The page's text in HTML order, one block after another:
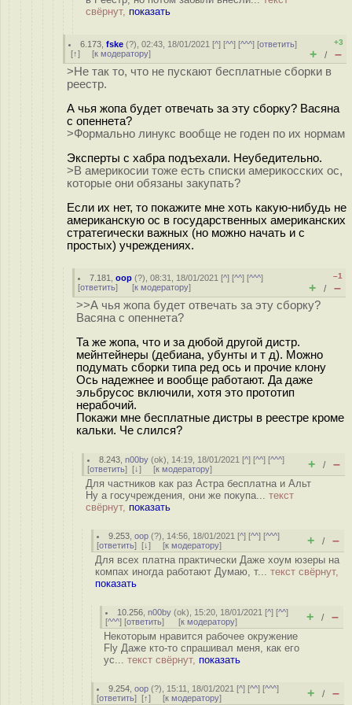
свёрнут, показать
6.173 ,fske (?), 02:43, 18/01/2021 [^] [^^] [^^^] [ответить]
[↑] [к модератору]
+3
+ / –
>Не так то, что не пускают бесплатные сборки в
реестр.
А чья жопа будет отвечать за эту сборку? Васяна
с опеннета?
>Формально линукс вообще не годен по их нормам
Эксперты с хабра подъехали. Неубедительно.
>В америкосии тоже есть списки америкосских ос,
которые они обязаны закупать?
Если их нет, то покажите мне хоть какую-нибудь не
американскую ос в государственных американских
стратегически важных (но можно начать и с
простых) учреждениях.
7.181 ,оор (?), 08:31, 18/01/2021 [^] [^^] [^^^]
[ответить] [к модератору]
–1
+ / –
>>А чья жопа будет отвечать за эту сборку?
Васяна с опеннета?
Та же жопа, что и за дюбой другой дистр.
мейнтейнеры (дебиана, убунты и т д). Можно
подумать сборки типа ред ось и прочие клону
Ось надежнее и вообще работают. Да даже
эльбрусос включили, хотя это прототип
нерабочий.
Покажи мне бесплатные дистры в реестре кроме
кальки. Че слился?
8.243 ,n00by (ok), 14:19, 18/01/2021 [^] [^^] [^^^]
[ответить] [↓] [к модератору] + / –
Для частников как раз Астра бесплатна и Альт
Ну а госучреждения, они же покупа... текст
свёрнут, показать
9.253 ,оор (?), 14:56, 18/01/2021 [^] [^^] [^^^]
[ответить] [↓] [к модератору] + / –
Для всех платна практически Даже хоум юзеры на
компах иногда работают Думаю, т... текст свёрнут,
показать
10.256 ,n00by (ok), 15:20, 18/01/2021 [^] [^^]
[^^^] [ответить] [к модератору] + / –
Некоторым нравится рабочее окружение
Fly Даже кто-то спрашивал меня, как его
ус... текст свёрнут, показать
9.254 ,оор (?), 15:11, 18/01/2021 [^] [^^] [^^^]
[ответить] [↑] [к модератору] + / –